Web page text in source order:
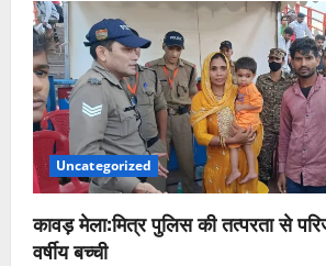
Uncategorized
कावड़ मेला:मित्र पुलिस की तत्परता से
वर्षीय बच्ची